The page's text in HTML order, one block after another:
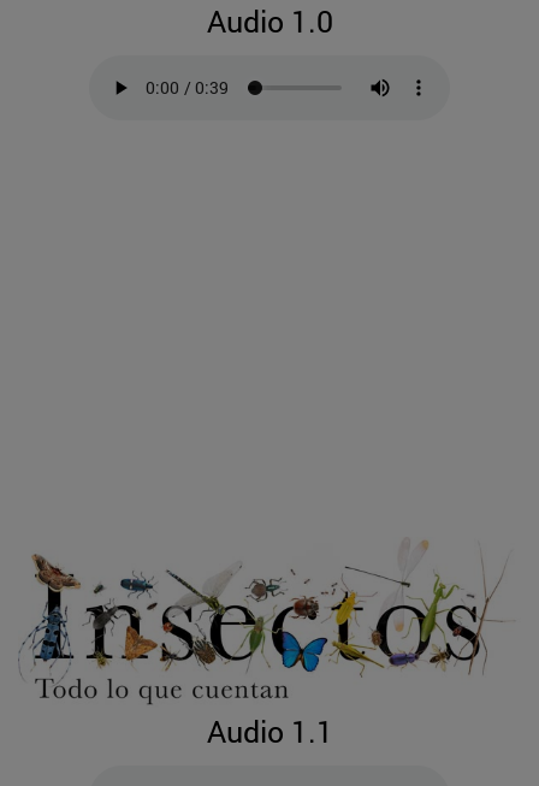
Audio 1.0
Audio 1.1